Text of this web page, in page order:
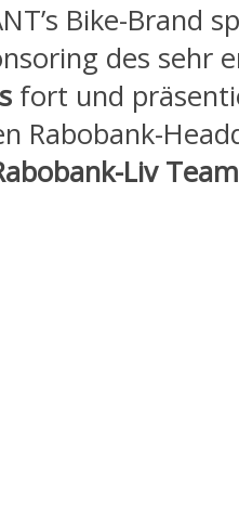
Bike-Brand
des sehr
fort und
Rabobank-
Liv Team